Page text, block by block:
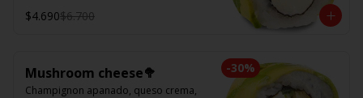
$4.690$6.700
-30%
Mushroom cheese🥦
Champignon apanado, queso crema,